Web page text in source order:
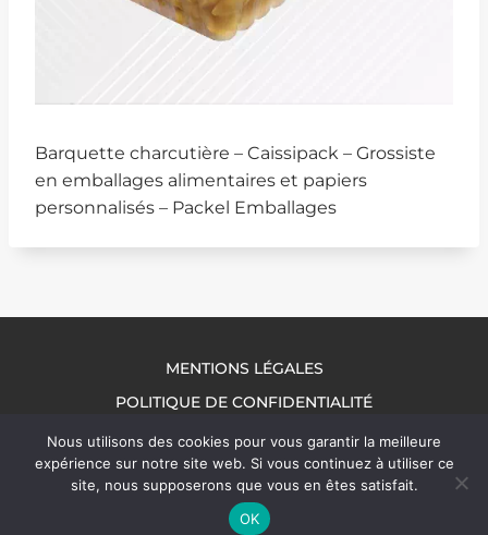
Barquette charcutière – Caissipack – Grossiste
en emballages alimentaires et papiers
personnalisés – Packel Emballages
MENTIONS LÉGALES
POLITIQUE DE CONFIDENTIALITÉ
NOUS CONTACTER
Nous utilisons des cookies pour vous garantir la meilleure
expérience sur notre site web. Si vous continuez à utiliser ce
site, nous supposerons que vous en êtes satisfait.
OK